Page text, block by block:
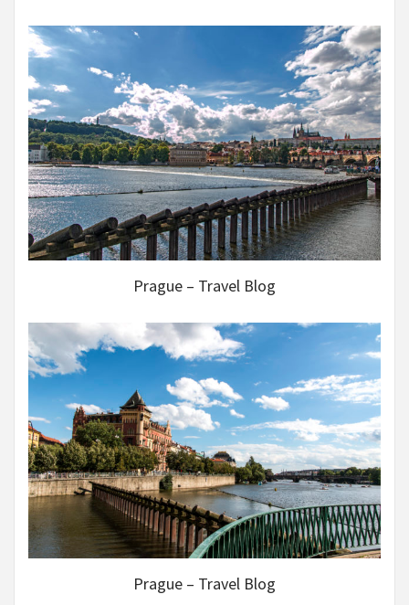
Prague – Travel Blog
Prague – Travel Blog